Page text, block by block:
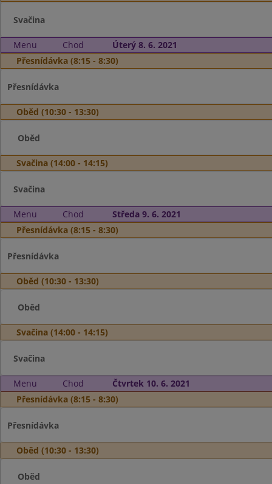
Svačina
Menu Chod
Úterý 8. 6. 2021
Přesnídávka (8:15 - 8:30)
Přesnídávka
Oběd (10:30 - 13:30)
Oběd
Svačina (14:00 - 14:15)
Svačina
Menu Chod
Středa 9. 6. 2021
Přesnídávka (8:15 - 8:30)
Přesnídávka
Oběd (10:30 - 13:30)
Oběd
Svačina (14:00 - 14:15)
Svačina
Menu Chod
Čtvrtek 10. 6. 2021
Přesnídávka (8:15 - 8:30)
Přesnídávka
Oběd (10:30 - 13:30)
Oběd